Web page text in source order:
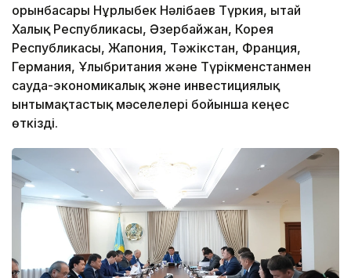
орынбасары Нұрлыбек Нәлібаев Түркия, Қытай
Халық Республикасы, Әзербайжан, Корея
Республикасы, Жапония, Тәжікстан, Франция,
Германия, Ұлыбритания және Түрікменстанмен
сауда-экономикалық және инвестициялық
ынтымақтастық мәселелері бойынша кеңес
өткізді.